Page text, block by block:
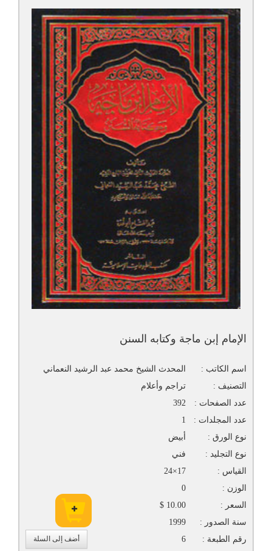
أضف إلى السلة
الإمام إبن ماجة وكتابه السنن
اسم الكاتب :
المحدث الشيخ محمد عبد الرشيد النعماني
التصنيف :
تراجم وأعلام
عدد الصفحات :
392
عدد المجلدات :
1
نوع الورق :
أبيض
نوع التجليد :
فني
القياس :
17×24
الوزن :
0
السعر :
10.00 $
سنة الصدور :
1999
رقم الطبعة :
6